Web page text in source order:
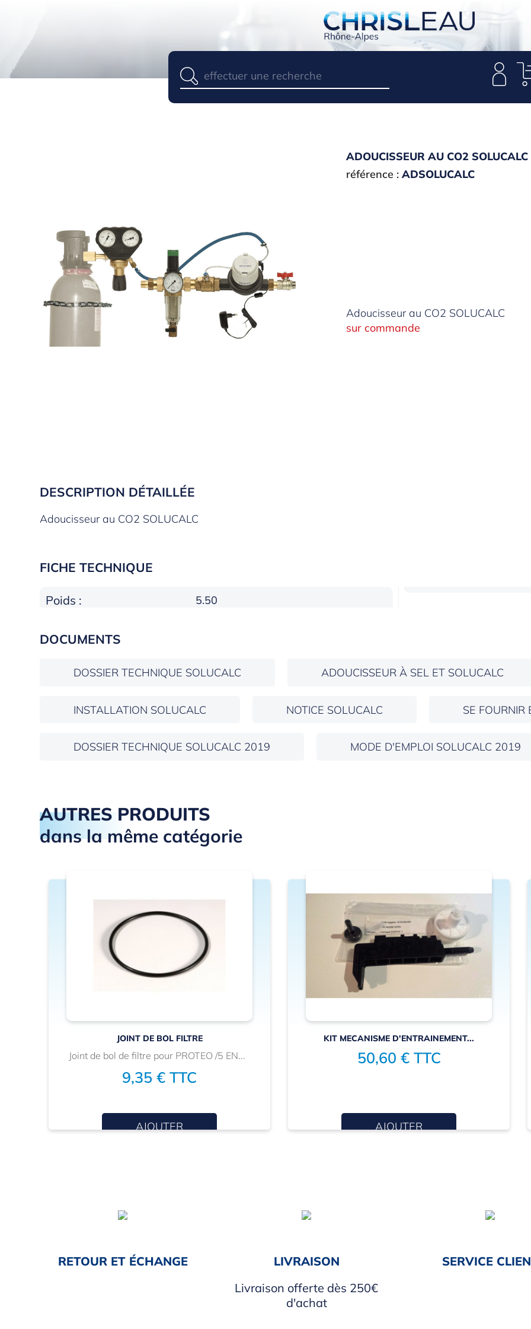
ADOUCISSEUR AU CO2 SOLUCALC
référence : ADSOLUCALC
Adoucisseur au CO2 SOLUCALC
sur commande
DESCRIPTION DÉTAILLÉE
Adoucisseur au CO2 SOLUCALC
FICHE TECHNIQUE
Poids : 5.50
DOCUMENTS
DOSSIER TECHNIQUE SOLUCALC ADOUCISSEUR À SEL ET SOLUCALC
INSTALLATION SOLUCALC NOTICE SOLUCALC SE FOURNIR
DOSSIER TECHNIQUE SOLUCALC 2019 MODE D'EMPLOI SOLUCALC 2019
AUTRES PRODUITS
dans la même catégorie
JOINT DE BOL FILTRE
Joint de bol de filtre pour PROTEO /5 EN...
9,35 € TTC
AJOUTER
KIT MECANISME D'ENTRAINEMENT...
50,60 € TTC
AJOUTER
RETOUR ET ÉCHANGE
LIVRAISON
Livraison offerte dès 250€
d'achat
SERVICE